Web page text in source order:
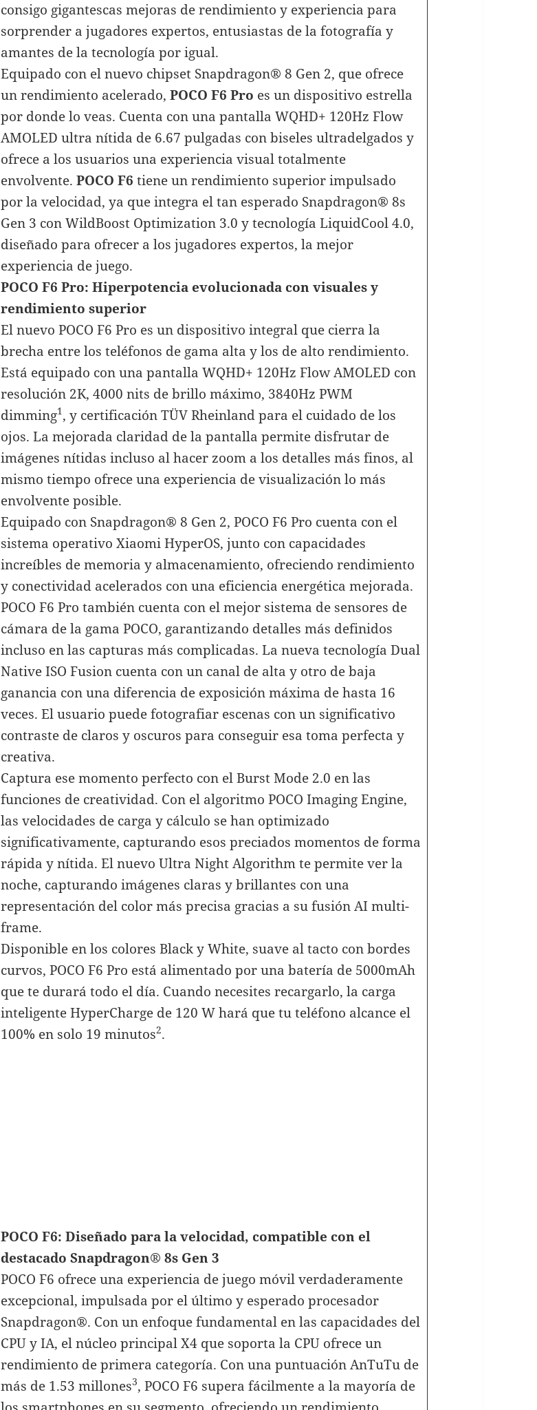
consigo gigantescas mejoras de rendimiento y experiencia para
sorprender a jugadores expertos, entusiastas de la fotografía y
amantes de la tecnología por igual.
Equipado con el nuevo chipset Snapdragon® 8 Gen 2, que ofrece
un rendimiento acelerado, POCO F6 Pro es un dispositivo estrella
por donde lo veas. Cuenta con una pantalla WQHD+ 120Hz Flow
AMOLED ultra nítida de 6.67 pulgadas con biseles ultradelgados y
ofrece a los usuarios una experiencia visual totalmente
envolvente. POCO F6 tiene un rendimiento superior impulsado
por la velocidad, ya que integra el tan esperado Snapdragon® 8s
Gen 3 con WildBoost Optimization 3.0 y tecnología LiquidCool 4.0,
diseñado para ofrecer a los jugadores expertos, la mejor
experiencia de juego.
POCO F6 Pro: Hiperpotencia evolucionada con visuales y
rendimiento superior
El nuevo POCO F6 Pro es un dispositivo integral que cierra la
brecha entre los teléfonos de gama alta y los de alto rendimiento.
Está equipado con una pantalla WQHD+ 120Hz Flow AMOLED con
resolución 2K, 4000 nits de brillo máximo, 3840Hz PWM
dimming1, y certificación TÜV Rheinland para el cuidado de los
ojos. La mejorada claridad de la pantalla permite disfrutar de
imágenes nítidas incluso al hacer zoom a los detalles más finos, al
mismo tiempo ofrece una experiencia de visualización lo más
envolvente posible.
Equipado con Snapdragon® 8 Gen 2, POCO F6 Pro cuenta con el
sistema operativo Xiaomi HyperOS, junto con capacidades
increíbles de memoria y almacenamiento, ofreciendo rendimiento
y conectividad acelerados con una eficiencia energética mejorada.
POCO F6 Pro también cuenta con el mejor sistema de sensores de
cámara de la gama POCO, garantizando detalles más definidos
incluso en las capturas más complicadas. La nueva tecnología Dual
Native ISO Fusion cuenta con un canal de alta y otro de baja
ganancia con una diferencia de exposición máxima de hasta 16
veces. El usuario puede fotografiar escenas con un significativo
contraste de claros y oscuros para conseguir esa toma perfecta y
creativa.
Captura ese momento perfecto con el Burst Mode 2.0 en las
funciones de creatividad. Con el algoritmo POCO Imaging Engine,
las velocidades de carga y cálculo se han optimizado
significativamente, capturando esos preciados momentos de forma
rápida y nítida. El nuevo Ultra Night Algorithm te permite ver la
noche, capturando imágenes claras y brillantes con una
representación del color más precisa gracias a su fusión AI multi-
frame.
Disponible en los colores Black y White, suave al tacto con bordes
curvos, POCO F6 Pro está alimentado por una batería de 5000mAh
que te durará todo el día. Cuando necesites recargarlo, la carga
inteligente HyperCharge de 120 W hará que tu teléfono alcance el
100% en solo 19 minutos2.
POCO F6: Diseñado para la velocidad, compatible con el
destacado Snapdragon® 8s Gen 3
POCO F6 ofrece una experiencia de juego móvil verdaderamente
excepcional, impulsada por el último y esperado procesador
Snapdragon®. Con un enfoque fundamental en las capacidades del
CPU y IA, el núcleo principal X4 que soporta la CPU ofrece un
rendimiento de primera categoría. Con una puntuación AnTuTu de
más de 1.53 millones3, POCO F6 supera fácilmente a la mayoría de